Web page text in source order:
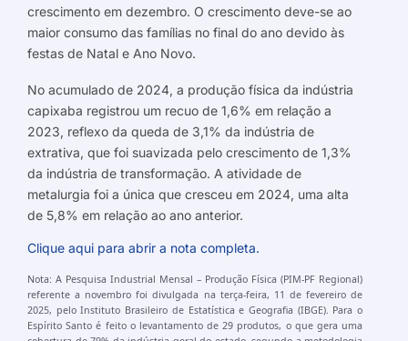
crescimento em dezembro. O crescimento deve-se ao
maior consumo das famílias no final do ano devido às
festas de Natal e Ano Novo.
No acumulado de 2024, a produção física da indústria
capixaba registrou um recuo de 1,6% em relação a
2023, reflexo da queda de 3,1% da indústria de
extrativa, que foi suavizada pelo crescimento de 1,3%
da indústria de transformação. A atividade de
metalurgia foi a única que cresceu em 2024, uma alta
de 5,8% em relação ao ano anterior.
Clique aqui para abrir a nota completa.
Nota: A Pesquisa Industrial Mensal – Produção Física (PIM-PF Regional)
referente a novembro foi divulgada na terça-feira, 11 de fevereiro de
2025, pelo Instituto Brasileiro de Estatística e Geografia (IBGE). Para o
Espírito Santo é feito o levantamento de 29 produtos, o que gera uma